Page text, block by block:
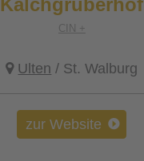
Kalchgruberhof
CIN +
Ulten / St. Walburg
zur Website